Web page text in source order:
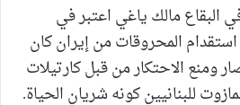
البقاع مالك ياغي اعتبر في
المحروقات من إيران كان
ومنع الاحتكار من قبل كارتيلات
للبنانيين كونه شريان الحياة.